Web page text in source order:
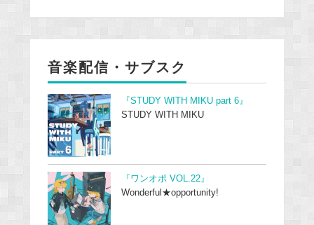
音楽配信・サブスク
『STUDY WITH MIKU part 6』
STUDY WITH MIKU
『ワンオポ VOL.22』
Wonderful★opportunity!